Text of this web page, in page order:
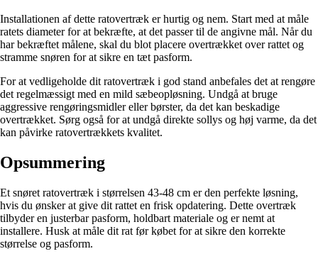
Installationen af dette ratovertræk er hurtig og nem. Start med at måle
ratets diameter for at bekræfte, at det passer til de angivne mål. Når du
har bekræftet målene, skal du blot placere overtrækket over rattet og
stramme snøren for at sikre en tæt pasform.
For at vedligeholde dit ratovertræk i god stand anbefales det at rengøre
det regelmæssigt med en mild sæbeopløsning. Undgå at bruge
aggressive rengøringsmidler eller børster, da det kan beskadige
overtrækket. Sørg også for at undgå direkte sollys og høj varme, da det
kan påvirke ratovertrækkets kvalitet.
Opsummering
Et snøret ratovertræk i størrelsen 43-48 cm er den perfekte løsning,
hvis du ønsker at give dit rattet en frisk opdatering. Dette overtræk
tilbyder en justerbar pasform, holdbart materiale og er nemt at
installere. Husk at måle dit rat før købet for at sikre den korrekte
størrelse og pasform.